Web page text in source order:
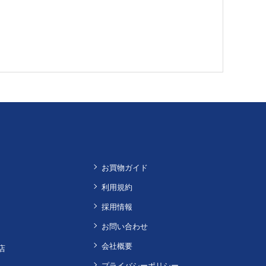
お買物ガイド
利用規約
採用情報
お問い合わせ
会社概要